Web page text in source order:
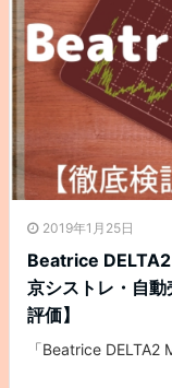
2019年1月25日
Beatrice
京シストレ・自動
評価】
「Beatrice